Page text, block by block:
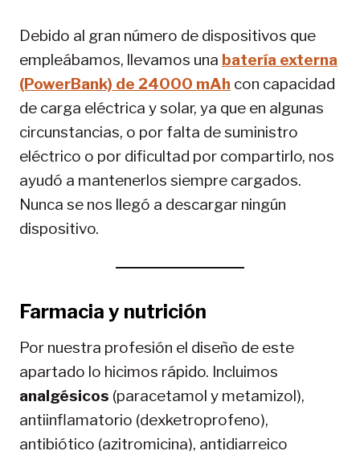
Debido al gran número de dispositivos que
empleábamos, llevamos una batería externa
(PowerBank) de 24000 mAh con capacidad
de carga eléctrica y solar, ya que en algunas
circunstancias, o por falta de suministro
eléctrico o por dificultad por compartirlo, nos
ayudó a mantenerlos siempre cargados.
Nunca se nos llegó a descargar ningún
dispositivo.
Farmacia y nutrición
Por nuestra profesión el diseño de este
apartado lo hicimos rápido. Incluimos
analgésicos (paracetamol y metamizol),
antiinflamatorio (dexketroprofeno),
antibiótico (azitromicina), antidiarreico